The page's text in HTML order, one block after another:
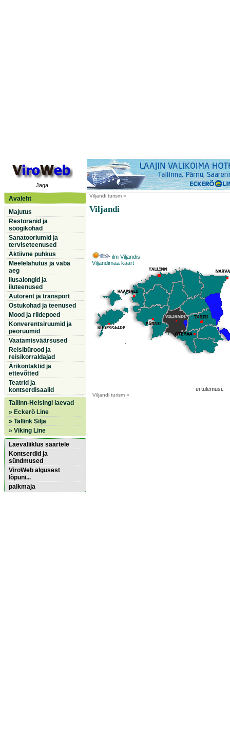
Jaga
Avaleht
Majutus
Restoranid ja
söögikohad
Sanatooriumid ja
terviseteenused
Aktiivne puhkus
Meelelahutus ja vaba
aeg
Ilusalongid ja
iluteenused
Autorent ja transport
Ostukohad ja teenused
Mood ja riidepoed
Konverentsiruumid ja
peoruumid
Vaatamisväärsused
Reisibürood ja
reisikorraldajad
Ärikontaktid ja
ettevõtted
Teatrid ja
kontserdisaalid
Tallinn-Helsingi laevad
» Eckerö Line
» Tallink Silja
» Viking Line
Laevaliiklus saartele
Kontserdid ja
sündmused
ViroWeb algusest
lõpuni...
palkmaja
Viljandi turism »
Viljandi
ilm Viljandis
Viljandimaa kaart
ei tulemusi.
Viljandi turism »